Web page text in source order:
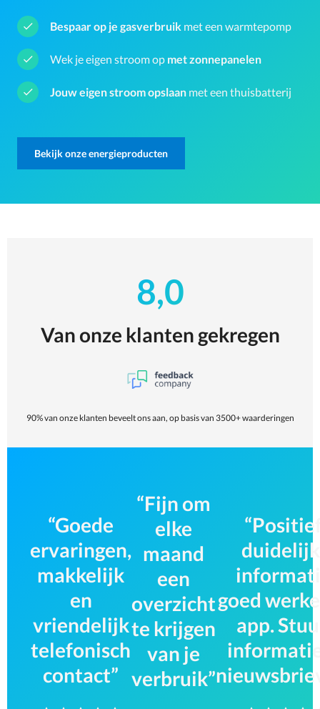
Bespaar op je gasverbruik met een warmtepomp
Wek je eigen stroom op met zonnepanelen
Jouw eigen stroom opslaan met een thuisbatterij
Bekijk onze energieproducten
8,0
Van onze klanten gekregen
90% van onze klanten beveelt ons aan, op basis van 3500+ waarderingen
Goede
ervaringen,
makkelijk
en
vriendelijk
telefonisch
contact
Fijn om
elke
maand
een
overzicht
te krijgen
van je
verbruik
goed
app.